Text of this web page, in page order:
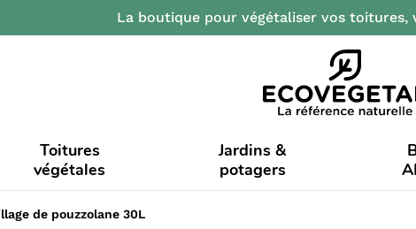
La boutique pour végétaliser vos toitures,
Toitures
végétales
Jardins &
potagers
de pouzzolane 30L